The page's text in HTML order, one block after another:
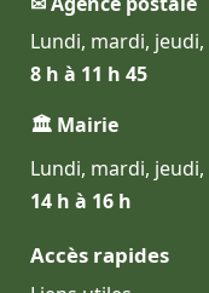
Lundi, mardi,
8 h à 11 h 45
🏛 Mairie
Lundi, mardi,
14 h à 16 h
Accès rapides